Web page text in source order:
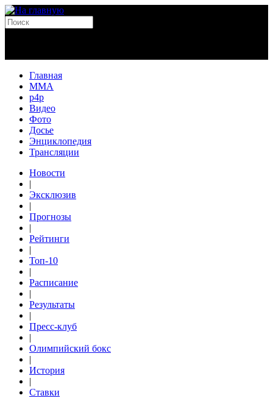
Главная
MMA
p4p
Видео
Фото
Досье
Энциклопедия
Трансляции
Новости
|
Эксклюзив
|
Прогнозы
|
Рейтинги
|
Топ-10
|
Расписание
|
Результаты
|
Пресс-клуб
|
Олимпийский бокс
|
История
|
Ставки